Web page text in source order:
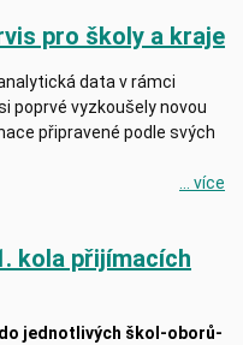
pro školy a kraje
data v rámci
poprvé vyzkoušely novou
připravené podle svých
... více
kola přijímacích
jednotlivých škol-oborů-